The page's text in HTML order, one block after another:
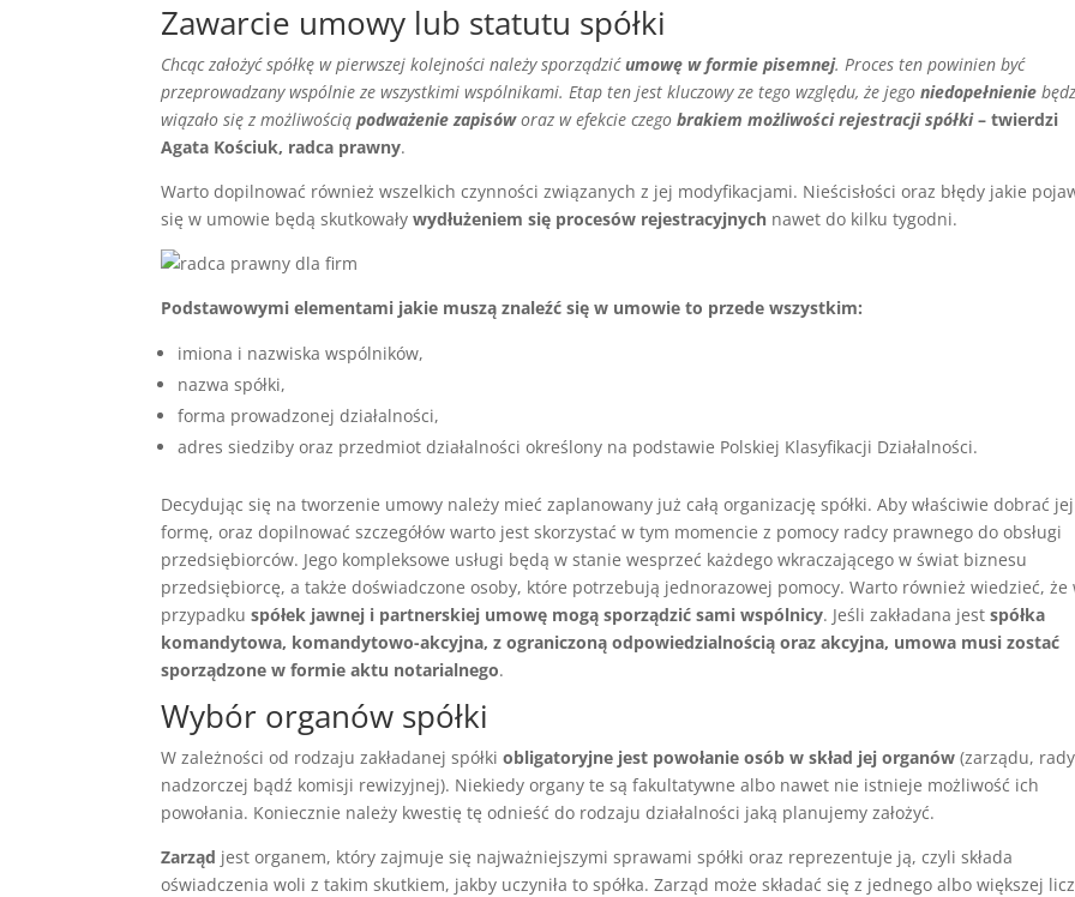
Zawarcie umowy lub statutu spółki
Chcąc założyć spółkę w pierwszej kolejności należy sporządzićumowę w formie pisemnej. Proces ten powinien być
przeprowadzany wspólnie ze wszystkimi wspólnikami. Etap ten jest kluczowy ze tego względu, że jegoniedopełnienie
wiązało się z możliwościąpodważenie zapisóworaz w efekcie czegobrakiem możliwości rejestracji spółki– twierdzi
Agata Kościuk, radca prawny.
Warto dopilnować również wszelkich czynności związanych z jej modyfikacjami. Nieścisłości oraz błędy jakie
się w umowie będą skutkowaływydłużeniem się procesów rejestracyjnych nawet do kilku tygodni.
Podstawowymi elementami jakie muszą znaleźć się w umowie to przede wszystkim:
imiona i nazwiska wspólników,
nazwa spółki,
forma prowadzonej działalności,
adres siedziby oraz przedmiot działalności określony na podstawie Polskiej Klasyfikacji Działalności.
Decydując się na tworzenie umowy należy mieć zaplanowany już całą organizację spółki. Aby właściwie dobrać jej
formę, oraz dopilnować szczegółów warto jest skorzystać w tym momencie z pomocy radcy prawnego do obsługi
przedsiębiorców. Jego kompleksowe usługi będą w stanie wesprzeć każdego wkraczającego w świat biznesu
przedsiębiorcę, a także doświadczone osoby, które potrzebują jednorazowej pomocy. Warto również wiedzieć, że
przypadkuspółek jawnej i partnerskiej umowę mogą sporządzić sami wspólnicy. Jeśli zakładana jestspółka
komandytowa, komandytowo-akcyjna, z ograniczoną odpowiedzialnością oraz akcyjna, umowa musi zostać
sporządzone w formie aktu notarialnego.
Wybór organów spółki
W zależności od rodzaju zakładanej spółkiobligatoryjne jest powołanie osób w skład jej organów (zarządu, rady
nadzorczej bądź komisji rewizyjnej). Niekiedy organy te są fakultatywne albo nawet nie istnieje możliwość ich
powołania. Koniecznie należy kwestię tę odnieść do rodzaju działalności jaką planujemy założyć.
Zarząd jest organem, który zajmuje się najważniejszymi sprawami spółki oraz reprezentuje ją, czyli składa
oświadczenia woli z takim skutkiem, jakby uczyniła to spółka. Zarząd może składać się z jednego albo większej